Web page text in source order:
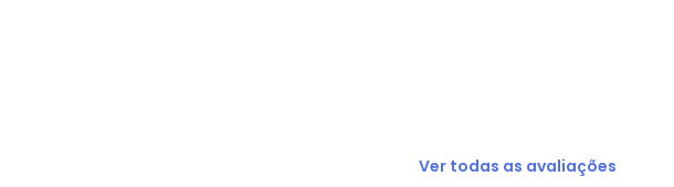
Ver todas as avaliações